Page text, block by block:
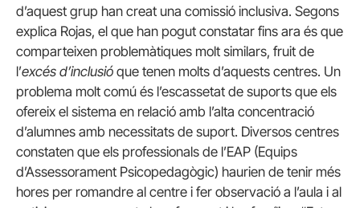
d’aquest grup han creat una comissió inclusiva. Segons
explica Rojas, el que han pogut constatar fins ara és que
comparteixen problemàtiques molt similars, fruit de
l’excés d’inclusió que tenen molts d’aquests centres. Un
problema molt comú és l’escassetat de suports que els
ofereix el sistema en relació amb l’alta concentració
d’alumnes amb necessitats de suport. Diversos centres
constaten que els professionals de l’EAP (Equips
d’Assessorament Psicopedagògic) haurien de tenir més
hores per romandre al centre i fer observació a l’aula i al